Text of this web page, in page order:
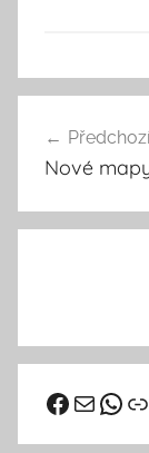
U
a
t
e
d
proNové
Facebook